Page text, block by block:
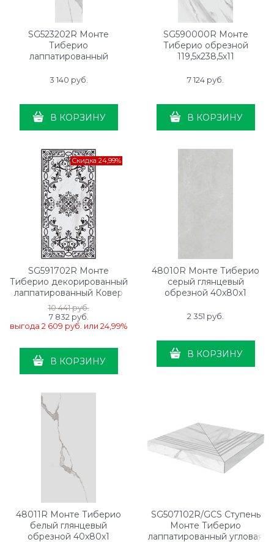
SG523202R Монте
Тиберио
лаппатированный
3 140 руб.
В КОРЗИНУ
SG590000R Монте
Тиберио обрезной
119,5х238,5х11
7 124 руб.
В КОРЗИНУ
Скидка 24,99%
SG591702R Монте
Тиберио декорированный
лаппатированный Ковер
10 441 руб.
7 832 руб.
выгода 2 609 руб. или 24,99%
В КОРЗИНУ
48010R Монте Тиберио
серый глянцевый
обрезной 40x80x1
2 351 руб.
В КОРЗИНУ
48011R Монте Тиберио
белый глянцевый
обрезной 40x80x1
SG507102R/GCS Ступень
Монте Тиберио
лаппатированный угловая